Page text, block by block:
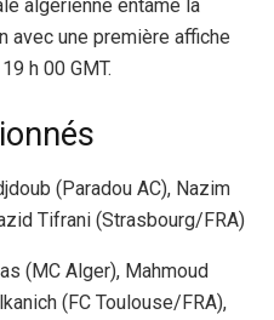
algérienne entame la
avec une première affiche
h 00 GMT.
(Paradou AC), Nazim
Tifrani (Strasbourg/FRA)
(MC Alger), Mahmoud
(FC Toulouse/FRA),